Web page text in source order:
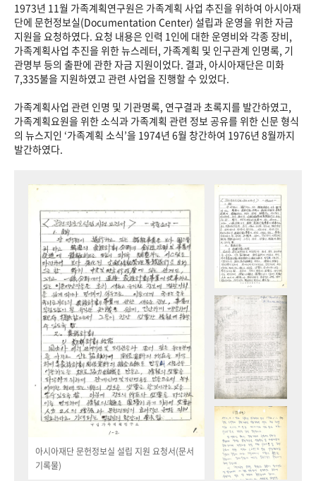
1973년 11월 가족계획연구원은 가족계획 사업 추진을 위하여 아시아재
단에 문헌정보실(Documentation Center) 설립과 운영을 위한 자금
지원을 요청하였다. 요청 내용은 인력 1인에 대한 운영비와 각종 장비,
가족계획사업 추진을 위한 뉴스레터, 가족계획 및 인구관계 인명록, 기
관명부 등의 출판에 관한 자금 지원이었다. 결과, 아시아재단은 미화
7,335불을 지원하였고 관련 사업을 진행할 수 있었다.
가족계획사업 관련 인명 및 기관명록, 연구결과 초록지를 발간하였고,
가족계획요원을 위한 소식과 가족계획 관련 정보 공유를 위한 신문 형식
의 뉴스지인 ‘가족계획 소식’을 1974년 6월 창간하여 1976년 8월까지
발간하였다.
아시아재단 문헌정보실 설립 지원 요청서(문서
기록물)